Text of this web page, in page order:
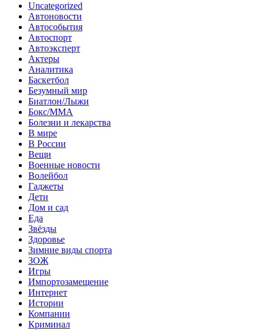
Uncategorized
Автоновости
Автособытия
Автоспорт
Автоэксперт
Актеры
Аналитика
Баскетбол
Безумный мир
Биатлон/Лыжи
Бокс/MMA
Болезни и лекарства
В мире
В России
Вещи
Военные новости
Волейбол
Гаджеты
Дети
Дом и сад
Еда
Звёзды
Здоровье
Зимние виды спорта
ЗОЖ
Игры
Импортозамещение
Интернет
Истории
Компании
Криминал